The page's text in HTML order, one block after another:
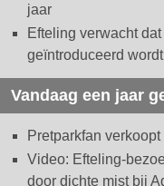
jaar
Efteling verwacht
geïntroduceerd wordt
Vandaag een jaar
Pretparkfan
Video: Efteling-
door dichte mist bij